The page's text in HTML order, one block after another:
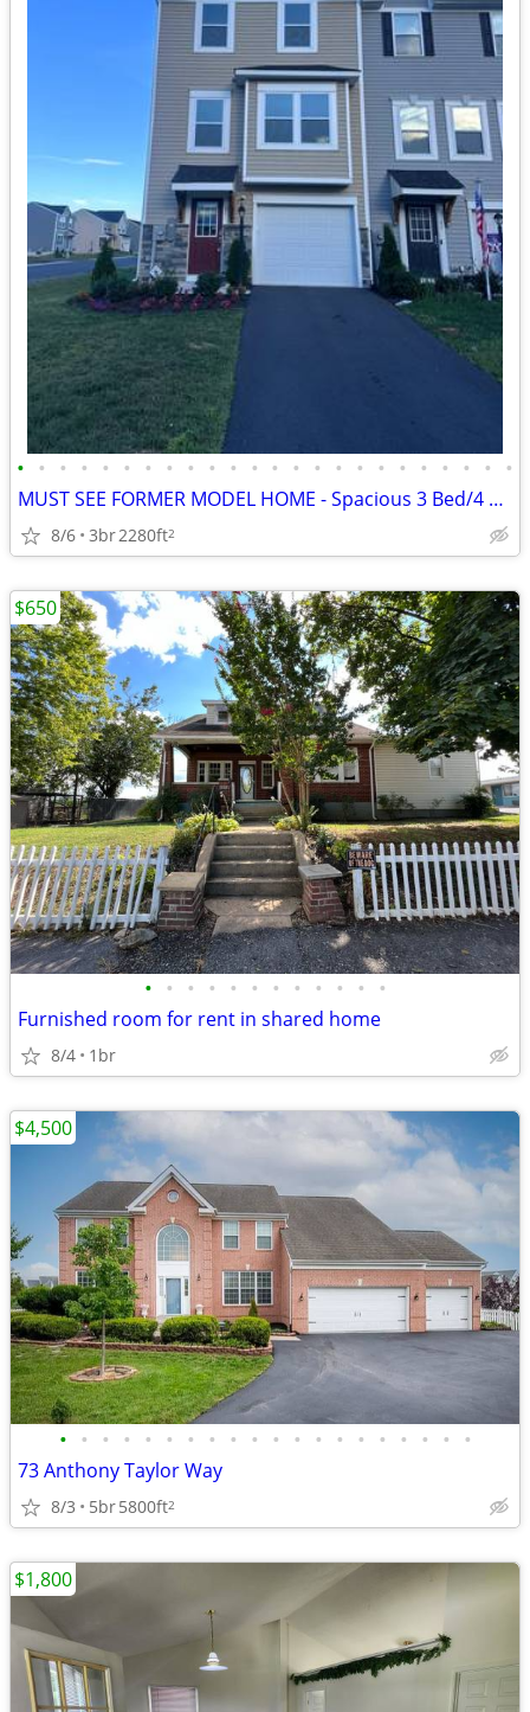
• • • • • • • • • • • • • • • • • • • • • • • •
MUST SEE FORMER MODEL HOME - Spacious 3 Bed/4 Bath Townhouse in Inwood
8/6 3br2280ft2
• • • • • • • • • • • •
Furnished room for rent in shared home
8/4 1br
$650
• • • • • • • • • • • • • • • • • • • •
73 Anthony Taylor Way
8/3 5br5800ft2
$4,500
$1,800